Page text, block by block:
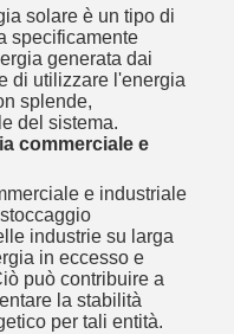
solare è un tipo di
specificamente
generata dai
di utilizzare l'energia
splende,
del sistema.
commerciale e
e industriale
industrie su larga
in eccesso e
può contribuire a
la stabilità
per tali entità.